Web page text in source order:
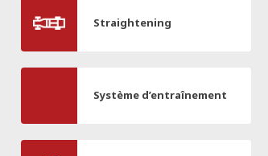
Straightening
Système d’entraînement